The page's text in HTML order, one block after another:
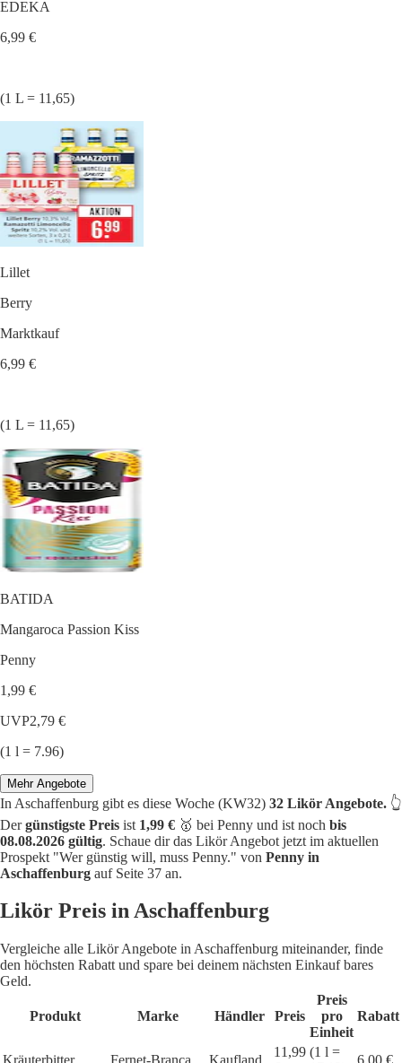
EDEKA
6,99 €
(1 L = 11,65)
Lillet
Berry
Marktkauf
6,99 €
(1 L = 11,65)
BATIDA
Mangaroca Passion Kiss
Penny
1,99 €
UVP2,79 €
(1 l = 7.96)
Mehr Angebote
In Aschaffenburg gibt es diese Woche (KW32) 32 Likör Angebote. 👆
Dergünstigste Preis ist 1,99 € 🥇 bei Penny und ist noch bis
08.08.2026 gültig. Schaue dir das Likör Angebot jetzt im aktuellen
Prospekt "Wer günstig will, muss Penny." von Penny in
Aschaffenburg auf Seite 37 an.
Likör Preis in Aschaffenburg
Vergleiche alle Likör Angebote in Aschaffenburg miteinander, finde
den höchsten Rabatt und spare bei deinem nächsten Einkauf bares
Geld.
Produkt Marke Händler Preis
Preis
pro
Einheit
Rabatt
11,99 (1 l =